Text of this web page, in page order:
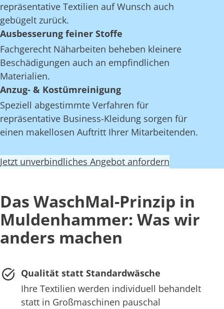
repräsentative Textilien auf Wunsch auch
gebügelt zurück.
Ausbesserung feiner Stoffe
Fachgerecht Näharbeiten beheben kleinere
Beschädigungen auch an empfindlichen
Materialien.
Anzug- & Kostümreinigung
Speziell abgestimmte Verfahren für
repräsentative Business-Kleidung sorgen für
einen makellosen Auftritt Ihrer Mitarbeitenden.
Jetzt unverbindliches Angebot anfordern
Das WaschMal-Prinzip in
Muldenhammer: Was wir
anders machen
Qualität statt Standardwäsche
Ihre Textilien werden individuell behandelt
statt in Großmaschinen pauschal